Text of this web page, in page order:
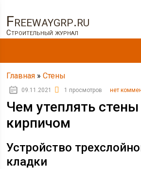
Freewaygrp.ru
Строительный журнал
Главная »Стены
09.11.2021 1 просмотров нет
Чем утеплять
кирпичом
Устройство
кладки